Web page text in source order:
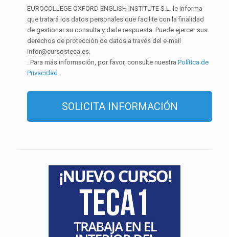
EUROCOLLEGE OXFORD ENGLISH INSTITUTE S.L. le informa
que tratará los datos personales que facilite con la finalidad
de gestionar su consulta y darle respuesta. Puede ejercer sus
derechos de protección de datos a través del e-mail
infor@cursosteca.es.
. Para más información, por favor, consulte nuestra Política de
Privacidad .